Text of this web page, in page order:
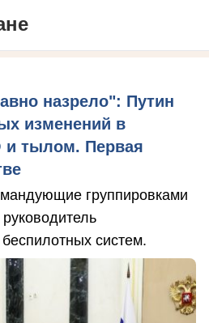
назрело": Путин
изменений в
и тылом. Первая
группировками
систем.